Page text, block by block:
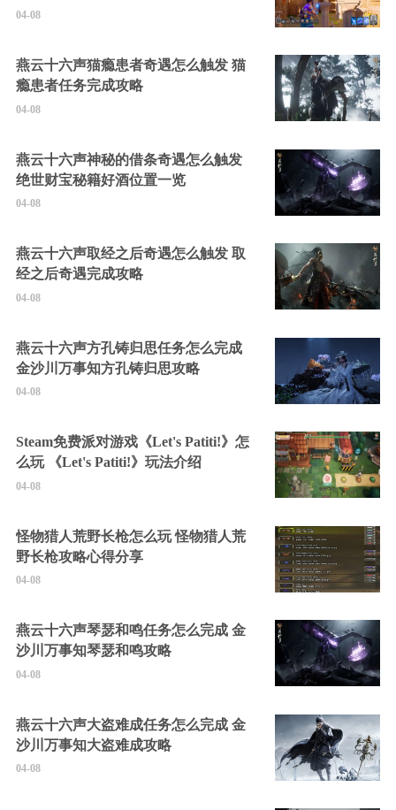
的隐藏角色
04-08
燕云十六声猫瘾患者奇遇怎么触发 猫
瘾患者任务完成攻略
04-08
燕云十六声神秘的借条奇遇怎么触发
绝世财宝秘籍好酒位置一览
04-08
燕云十六声取经之后奇遇怎么触发 取
经之后奇遇完成攻略
04-08
燕云十六声方孔铸归思任务怎么完成
金沙川万事知方孔铸归思攻略
04-08
Steam免费派对游戏《Let's Patiti!》怎
么玩 《Let's Patiti!》玩法介绍
04-08
怪物猎人荒野长枪怎么玩 怪物猎人荒
野长枪攻略心得分享
04-08
燕云十六声琴瑟和鸣任务怎么完成 金
沙川万事知琴瑟和鸣攻略
04-08
燕云十六声大盗难成任务怎么完成 金
沙川万事知大盗难成攻略
04-08